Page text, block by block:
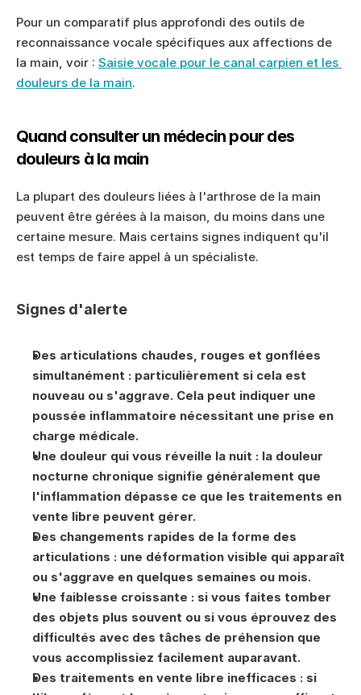
Pour un comparatif plus approfondi des outils de
reconnaissance vocale spécifiques aux affections de
la main, voir : Saisie vocale pour le canal carpien et les
douleurs de la main.
Quand consulter un médecin pour des
douleurs à la main
La plupart des douleurs liées à l'arthrose de la main
peuvent être gérées à la maison, du moins dans une
certaine mesure. Mais certains signes indiquent qu'il
est temps de faire appel à un spécialiste.
Signes d'alerte
Des articulations chaudes, rouges et gonflées
simultanément : particulièrement si cela est
nouveau ou s'aggrave. Cela peut indiquer une
poussée inflammatoire nécessitant une prise en
charge médicale.
Une douleur qui vous réveille la nuit : la douleur
nocturne chronique signifie généralement que
l'inflammation dépasse ce que les traitements en
vente libre peuvent gérer.
Des changements rapides de la forme des
articulations : une déformation visible qui apparaît
ou s'aggrave en quelques semaines ou mois.
Une faiblesse croissante : si vous faites tomber
des objets plus souvent ou si vous éprouvez des
difficultés avec des tâches de préhension que
vous accomplissiez facilement auparavant.
Des traitements en vente libre inefficaces : si